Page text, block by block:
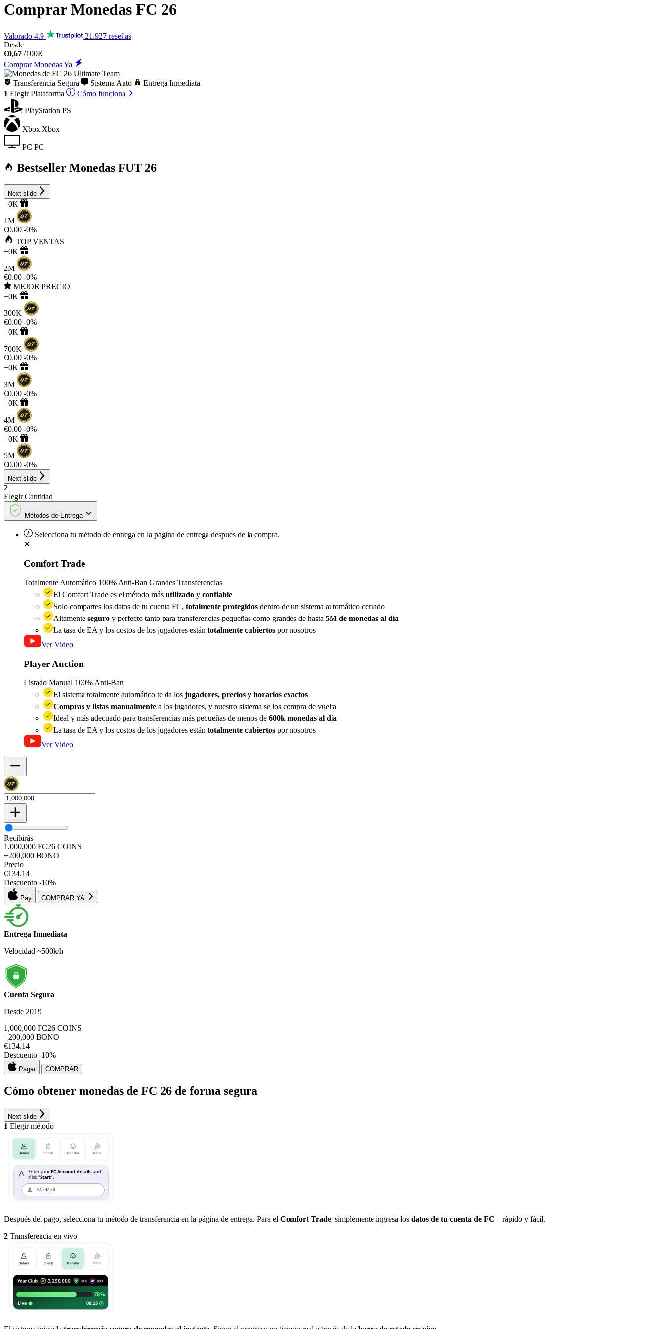
Comprar Monedas FC 26
Valorado 4.9
21.927 reseñas
Desde
€0,67 /100K
Comprar Monedas Ya
Transferencia Segura Sistema Auto
Entrega Inmediata
1 ElegirPlataforma
Cómo funciona
PlayStation PS
Xbox Xbox
PC PC
Bestseller Monedas FUT 26
Next slide
+0K
1M
€0.00 -0%
TOP VENTAS
+0K
2M
€0.00 -0%
MEJOR PRECIO
+0K
300K
€0.00 -0%
+0K
700K
€0.00 -0%
+0K
3M
€0.00 -0%
+0K
4M
€0.00 -0%
+0K
5M
€0.00 -0%
Next slide
2
ElegirCantidad
Métodos de Entrega
Selecciona tu método de entrega en la página de entrega después de la compra.
✕
Comfort Trade
Totalmente Automático 100% Anti-Ban Grandes Transferencias
El Comfort Trade es el método más utilizado y confiable
Solo compartes los datos de tu cuenta FC, totalmente protegidos dentro de un sistema automático cerrado
Altamente seguro y perfecto tanto para transferencias pequeñas como grandes de hasta 5M de monedas al día
La tasa de EA y los costos de los jugadores están totalmente cubiertos por nosotros
Ver Video
Player Auction
Listado Manual 100% Anti-Ban
El sistema totalmente automático te da los jugadores, precios y horarios exactos
Compras y listas manualmente a los jugadores, y nuestro sistema se los compra de vuelta
Ideal y más adecuado para transferencias más pequeñas de menos de 600k monedas al día
La tasa de EA y los costos de los jugadores están totalmente cubiertos por nosotros
Ver Video
Recibirás
1,000,000 FC26 COINS
+200,000 BONO
Precio
€134.14
Descuento -10%
Pay COMPRAR YA
Entrega Inmediata
Velocidad ~500k/h
Cuenta Segura
Desde 2019
1,000,000 FC26 COINS
+200,000 BONO
€134.14
Descuento -10%
Pagar COMPRAR
Cómo obtener monedas de FC 26 de forma segura
Next slide
1 Elegir método
Después del pago, selecciona tu método de transferencia en la página de entrega. Para el Comfort Trade, simplemente ingresa los datos de tu cuenta de FC – rápido y fácil.
2 Transferencia en vivo